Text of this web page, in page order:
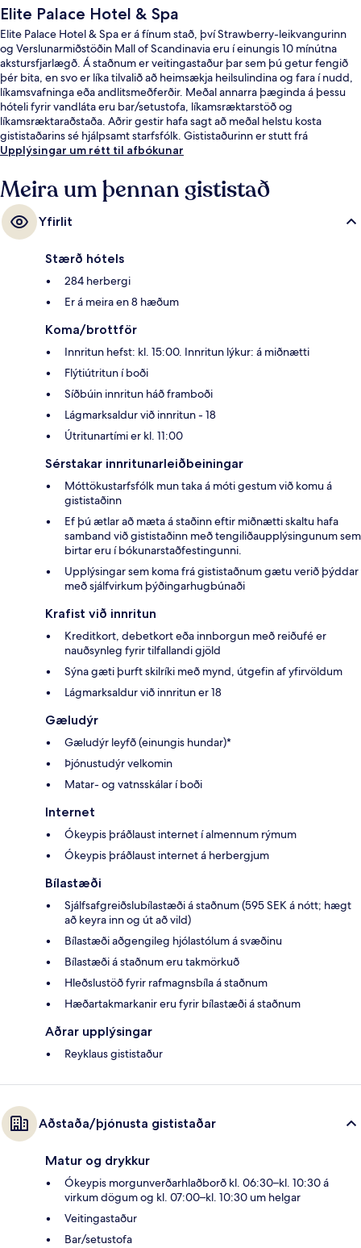
Elite Palace Hotel & Spa
Elite Palace Hotel & Spa er á fínum stað, því Strawberry-leikvangurinn
og Verslunarmiðstöðin Mall of Scandinavia eru í einungis 10 mínútna
akstursfjarlægð. Á staðnum er veitingastaður þar sem þú getur fengið
þér bita, en svo er líka tilvalið að heimsækja heilsulindina og fara í nudd,
líkamsvafninga eða andlitsmeðferðir. Meðal annarra þæginda á þessu
hóteli fyrir vandláta eru bar/setustofa, líkamsræktarstöð og
líkamsræktaraðstaða. Aðrir gestir hafa sagt að meðal helstu kosta
gististaðarins sé hjálpsamt starfsfólk. Gististaðurinn er stutt frá
almenningssamgöngum: S:t Eriksplan lestarstöðin er í 12 mínútna
Upplýsingar um rétt til afbókunar
Meira um þennan gististað
Yfirlit
Stærð hótels
284 herbergi
Er á meira en 8 hæðum
Koma/brottför
Innritun hefst: kl. 15:00. Innritun lýkur: á miðnætti
Flýtiútritun í boði
Síðbúin innritun háð framboði
Lágmarksaldur við innritun - 18
Útritunartími er kl. 11:00
Sérstakar innritunarleiðbeiningar
Móttökustarfsfólk mun taka á móti gestum við komu á
gististaðinn
Ef þú ætlar að mæta á staðinn eftir miðnætti skaltu hafa
samband við gististaðinn með tengiliðaupplýsingunum sem
birtar eru í bókunarstaðfestingunni.
Upplýsingar sem koma frá gististaðnum gætu verið þýddar
með sjálfvirkum þýðingarhugbúnaði
Krafist við innritun
Kreditkort, debetkort eða innborgun með reiðufé er
nauðsynleg fyrir tilfallandi gjöld
Sýna gæti þurft skilríki með mynd, útgefin af yfirvöldum
Lágmarksaldur við innritun er 18
Gæludýr
Gæludýr leyfð (einungis hundar)*
Þjónustudýr velkomin
Matar- og vatnsskálar í boði
Internet
Ókeypis þráðlaust internet í almennum rýmum
Ókeypis þráðlaust internet á herbergjum
Bílastæði
Sjálfsafgreiðslubílastæði á staðnum (595 SEK á nótt; hægt
að keyra inn og út að vild)
Bílastæði aðgengileg hjólastólum á svæðinu
Bílastæði á staðnum eru takmörkuð
Hleðslustöð fyrir rafmagnsbíla á staðnum
Hæðartakmarkanir eru fyrir bílastæði á staðnum
Aðrar upplýsingar
Reyklaus gististaður
Aðstaða/þjónusta gististaðar
Matur og drykkur
Ókeypis morgunverðarhlaðborð kl. 06:30–kl. 10:30 á
virkum dögum og kl. 07:00–kl. 10:30 um helgar
Veitingastaður
Bar/setustofa